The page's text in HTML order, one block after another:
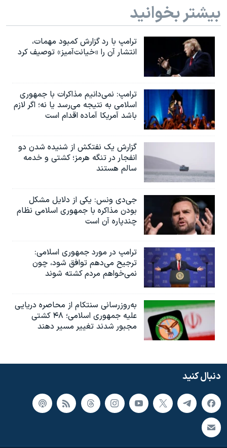
بیشتر بخوانید
ترامپ با رد گزارش کمبود مهمات،
انتشار آن را «خیانت‌آمیز» توصیف کرد
ترامپ: نمی‌دانیم مذاکرات با جمهوری
اسلامی به نتیجه می‌رسد یا نه؛ اگر لازم
باشد آمریکا آماده اقدام است
گزارش یک نفتکش از شنیده شدن دو
انفجار در تنگه هرمز؛ کشتی و خدمه
سالم هستند
جی‌دی ونس: یکی از دلایل مشکل
بودن مذاکره با جمهوری اسلامی نظام
چندپاره آن است
ترامپ در مورد جمهوری اسلامی:
ترجیح می‌دهم توافق شود، چون
نمی‌خواهم مردم کشته شوند
به‌روزرسانی سنتکام از محاصره دریایی
علیه جمهوری اسلامی؛ ۴۸ کشتی
مجبور شدند تغییر مسیر دهند
دنبال کنید